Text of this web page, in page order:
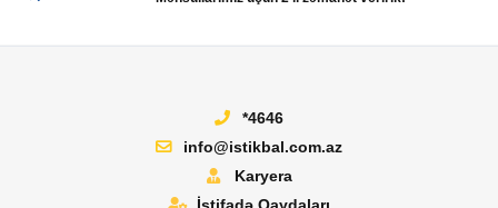
*4646
info@istikbal.com.az
Karyera